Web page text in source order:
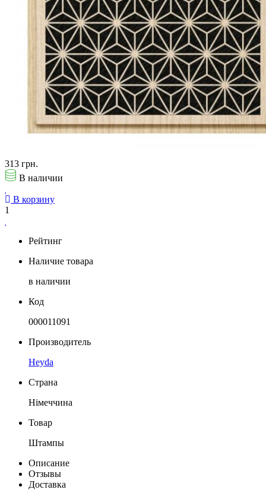
313 грн.
В наличии
В корзину
1
Рейтинг
Наличие товара
в наличии
Код
000011091
Производитель
Heyda
Страна
Німеччина
Товар
Штампы
Описание
Отзывы
Доставка